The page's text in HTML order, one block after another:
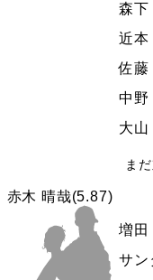
赤木 晴哉(5.87)
森下
近本
佐藤
中野
大山
ま
増田
サン